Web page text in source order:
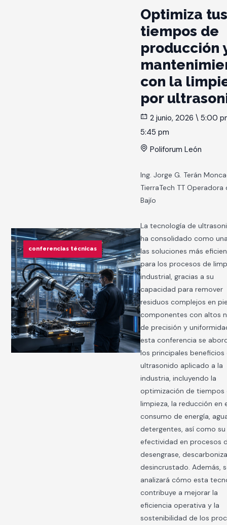
conferencias técnicas
Optimiza
tiempos de
producción
con la
por
2 junio, 2026 \ 5:00
5:45 pm
Poliforum León
Ing. Jorge G. Terán
TierraTech TT Operadora
Bajío
La tecnología de
ha consolidado como
las soluciones más
para los procesos de
industrial, gracias a su
capacidad para remover
residuos complejos en
componentes con altos
de precisión y
esta conferencia se
los principales beneficios
ultrasonido aplicado a la
industria, incluyendo la
optimización de tiempos
limpieza, la reducción en
consumo de energía,
detergentes, así como su
efectividad en procesos
desengrase,
desincrustado. Además,
analizará cómo esta
contribuye a mejorar la
eficiencia operativa y la
sostenibilidad de los